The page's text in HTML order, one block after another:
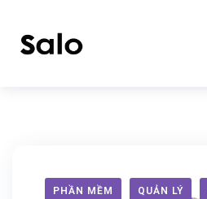
PHẦN MỀM QUẢN LÝ